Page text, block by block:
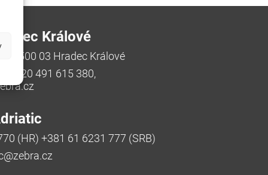
Králové
500 03 Hradec Králové
+420 491 615 380,
(HR) +381 61 6231 777 (SRB)